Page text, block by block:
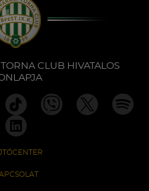
CLUB HIVATALOS